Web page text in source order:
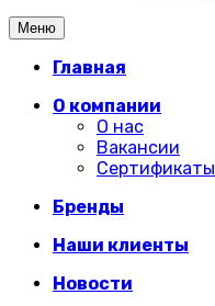
Меню
Главная
О компании
О нас
Вакансии
Сертификаты
Бренды
Наши клиенты
Новости